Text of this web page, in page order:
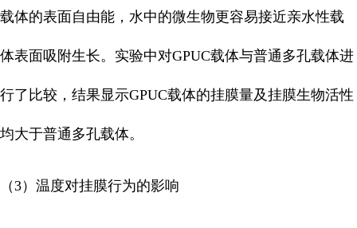
载体的表面自由能，水中的微生物更容易接近亲水性载
体表面吸附生长。实验中对GPUC载体与普通多孔载体进
行了比较，结果显示GPUC载体的挂膜量及挂膜生物活性
均大于普通多孔载体。
（3）温度对挂膜行为的影响